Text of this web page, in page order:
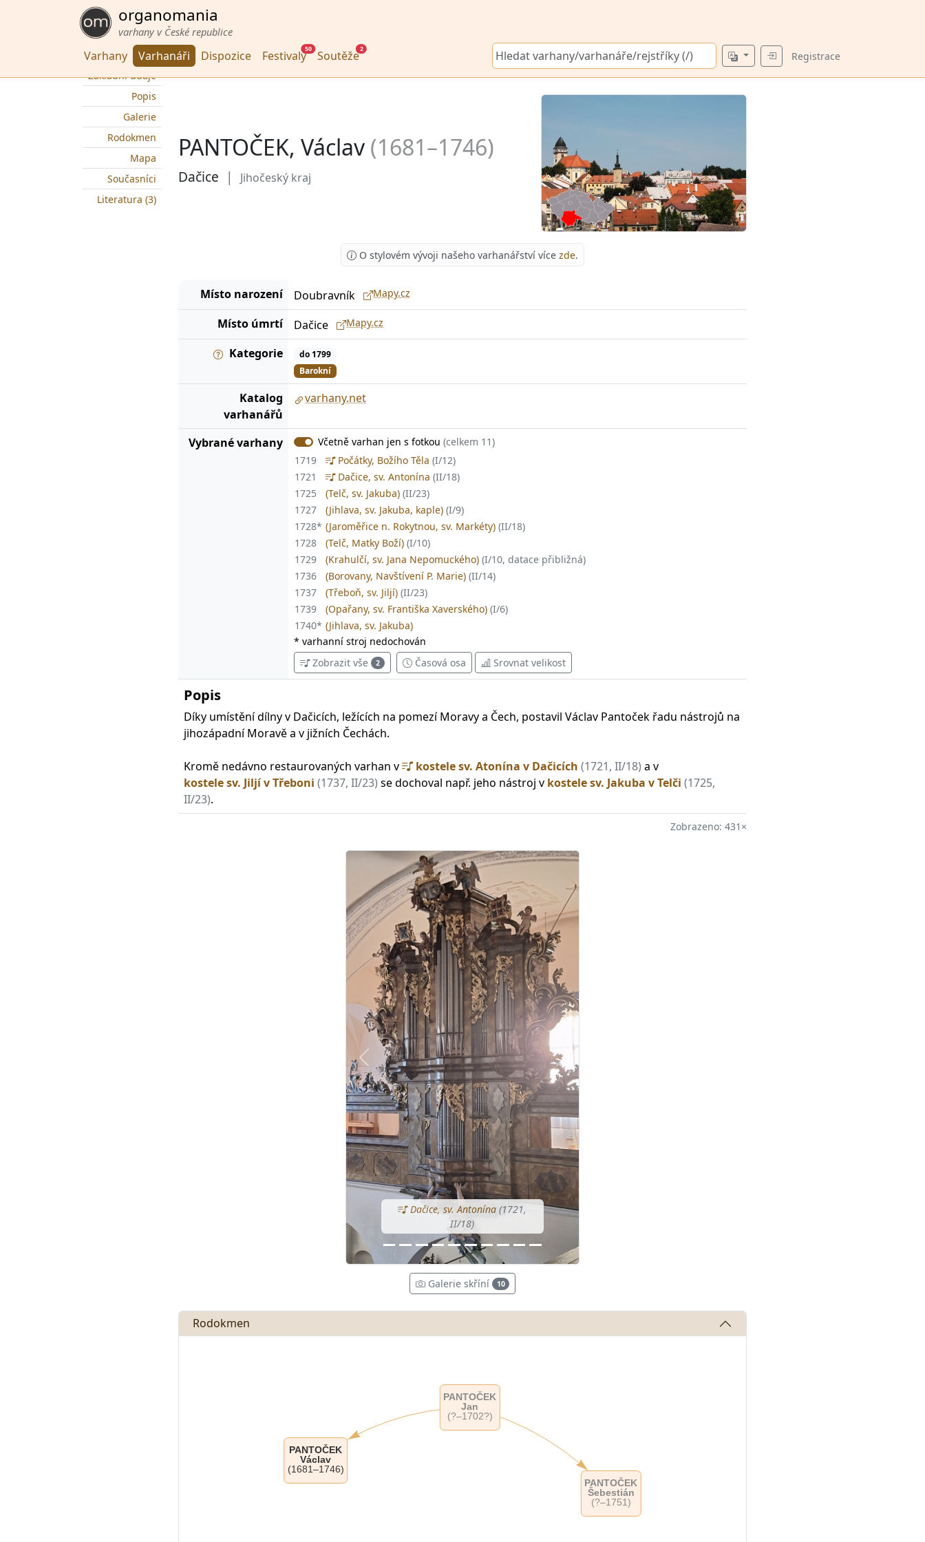
organomania
varhany v České republice
Varhany Varhanáři Dispozice Festivaly50 Soutěže2
Registrace
Základní údaje
Popis
Galerie
Rodokmen
Mapa
Současníci
Literatura (3)
PANTOČEK, Václav (1681–1746)
Dačice | Jihočeský kraj
O stylovém vývoji našeho varhanářství více zde.
Místo narození Doubravník Mapy.cz
Místo úmrtí Dačice Mapy.cz
Kategorie
do 1799
Barokní
Katalog
varhanářů
varhany.net
Vybrané varhany Včetně varhan jen s fotkou (celkem 11)
1719
Počátky, Božího Těla (I/12)
1721
Dačice, sv. Antonína (II/18)
1725
(Telč, sv. Jakuba) (II/23)
1727
(Jihlava, sv. Jakuba, kaple) (I/9)
1728* (Jaroměřice n. Rokytnou, sv. Markéty) (II/18)
1728
(Telč, Matky Boží) (I/10)
1729
(Krahulčí, sv. Jana Nepomuckého) (I/10, datace přibližná)
1736
(Borovany, Navštívení P. Marie) (II/14)
1737
(Třeboň, sv. Jiljí) (II/23)
1739
(Opařany, sv. Františka Xaverského) (I/6)
1740* (Jihlava, sv. Jakuba)
* varhanní stroj nedochován
Zobrazit vše
2 Časová osa Srovnat velikost
Popis
Díky umístění dílny v Dačicích, ležících na pomezí Moravy a Čech, postavil Václav Pantoček řadu nástrojů na
jihozápadní Moravě a v jižních Čechách.
Kromě nedávno restaurovaných varhan v kostele sv. Atonína v Dačicích (1721, II/18) a v
kostele sv. Jiljí v Třeboni (1737, II/23) se dochoval např. jeho nástroj v kostele sv. Jakuba v Telči (1725,
II/23).
Zobrazeno: 431×
Dačice, sv. Antonína(1721,
II/18)
Předchozí Další
Galerie skříní 10
Rodokmen